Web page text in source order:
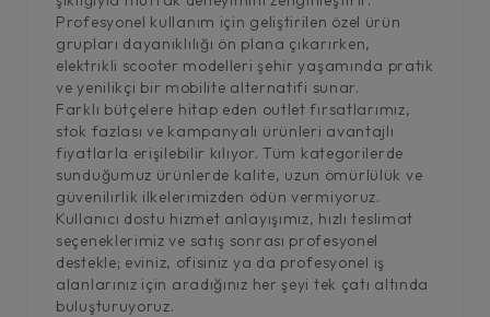
Profesyonel kullanım için geliştirilen özel ürün
grupları dayanıklılığı ön plana çıkarırken,
elektrikli scooter modelleri şehir yaşamında pratik
ve yenilikçi bir mobilite alternatifi sunar.
Farklı bütçelere hitap eden outlet fırsatlarımız,
stok fazlası ve kampanyalı ürünleri avantajlı
fiyatlarla erişilebilir kılıyor. Tüm kategorilerde
sunduğumuz ürünlerde kalite, uzun ömürlülük ve
güvenilirlik ilkelerimizden ödün vermiyoruz.
Kullanıcı dostu hizmet anlayışımız, hızlı teslimat
seçeneklerimiz ve satış sonrası profesyonel
destekle; eviniz, ofisiniz ya da profesyonel iş
alanlarınız için aradığınız her şeyi tek çatı altında
buluşturuyoruz.